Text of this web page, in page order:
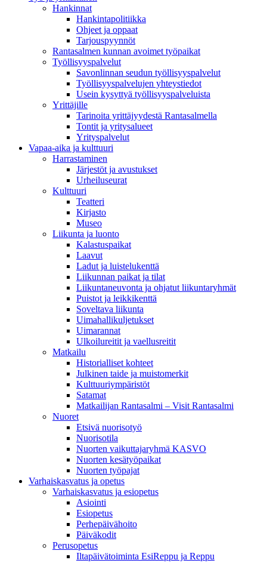
Hankinnat
Hankintapolitiikka
Ohjeet ja oppaat
Tarjouspyynnöt
Rantasalmen kunnan avoimet työpaikat
Työllisyyspalvelut
Savonlinnan seudun työllisyyspalvelut
Työllisyyspalvelujen yhteystiedot
Usein kysyttyä työllisyyspalveluista
Yrittäjille
Tarinoita yrittäjyydestä Rantasalmella
Tontit ja yritysalueet
Yrityspalvelut
Vapaa-aika ja kulttuuri
Harrastaminen
Järjestöt ja avustukset
Urheiluseurat
Kulttuuri
Teatteri
Kirjasto
Museo
Liikunta ja luonto
Kalastuspaikat
Laavut
Ladut ja luistelukenttä
Liikunnan paikat ja tilat
Liikuntaneuvonta ja ohjatut liikuntaryhmät
Puistot ja leikkikenttä
Soveltava liikunta
Uimahallikuljetukset
Uimarannat
Ulkoilureitit ja vaellusreitit
Matkailu
Historialliset kohteet
Julkinen taide ja muistomerkit
Kulttuuriympäristöt
Satamat
Matkailijan Rantasalmi – Visit Rantasalmi
Nuoret
Etsivä nuorisotyö
Nuorisotila
Nuorten vaikuttajaryhmä KASVO
Nuorten kesätyöpaikat
Nuorten työpajat
Varhaiskasvatus ja opetus
Varhaiskasvatus ja esiopetus
Asiointi
Esiopetus
Perhepäivähoito
Päiväkodit
Perusopetus
Iltapäivätoiminta EsiReppu ja Reppu